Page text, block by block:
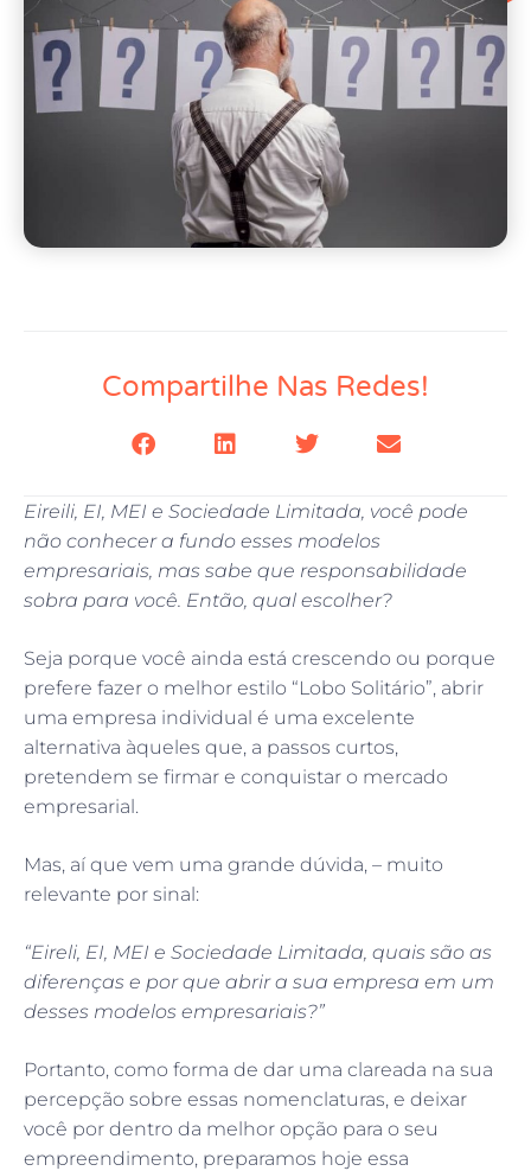
Compartilhe Nas Redes!
Eireili, EI, MEI e Sociedade Limitada, você pode
não conhecer a fundo esses modelos
empresariais, mas sabe que responsabilidade
sobra para você. Então, qual escolher?
Seja porque você ainda está crescendo ou porque
prefere fazer o melhor estilo “Lobo Solitário”, abrir
uma empresa individual é uma excelente
alternativa àqueles que, a passos curtos,
pretendem se firmar e conquistar o mercado
empresarial.
Mas, aí que vem uma grande dúvida, – muito
relevante por sinal:
“Eireli, EI, MEI e Sociedade Limitada, quais são as
diferenças e por que abrir a sua empresa em um
desses modelos empresariais?”
Portanto, como forma de dar uma clareada na sua
percepção sobre essas nomenclaturas, e deixar
você por dentro da melhor opção para o seu
empreendimento, preparamos hoje essa